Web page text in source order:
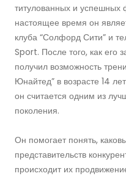
титулованных и успешных
настоящее время он
клуба “Солфорд Сити” и
Sport. После того, как его
получил возможность
Юнайтед” в возрасте 14
он считается одним из
поколения.
Он помогает понять,
представительств
происходит их